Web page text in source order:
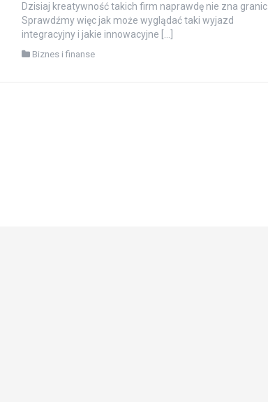
Dzisiaj kreatywność takich firm naprawdę nie zna granic.
Sprawdźmy więc jak może wyglądać taki wyjazd
integracyjny i jakie innowacyjne […]
Biznes i finanse